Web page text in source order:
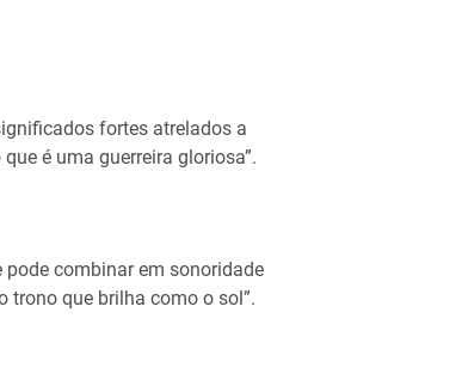
fortes atrelados a
é uma guerreira gloriosa”.
combinar em sonoridade
trono que brilha como o sol”.